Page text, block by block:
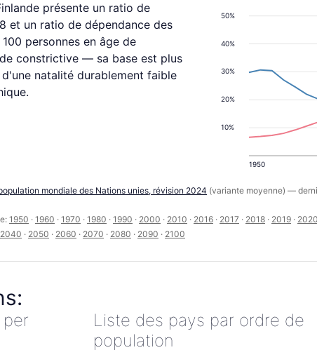
présente un ratio de
et un ratio de dépendance des
personnes en âge de
constrictive — sa base est plus
natalité durablement faible
10%
20%
30%
40%
50%
1950
mondiale des Nations unies, révision 2024 (variante moyenne) —
1950 · 1960 · 1970 · 1980 · 1990 · 2000 · 2010 · 2016 · 2017 · 2018 · 2019 · 2020
2040 · 2050 · 2060 · 2070 · 2080 · 2090 · 2100
Liste des pays par ordre de
population